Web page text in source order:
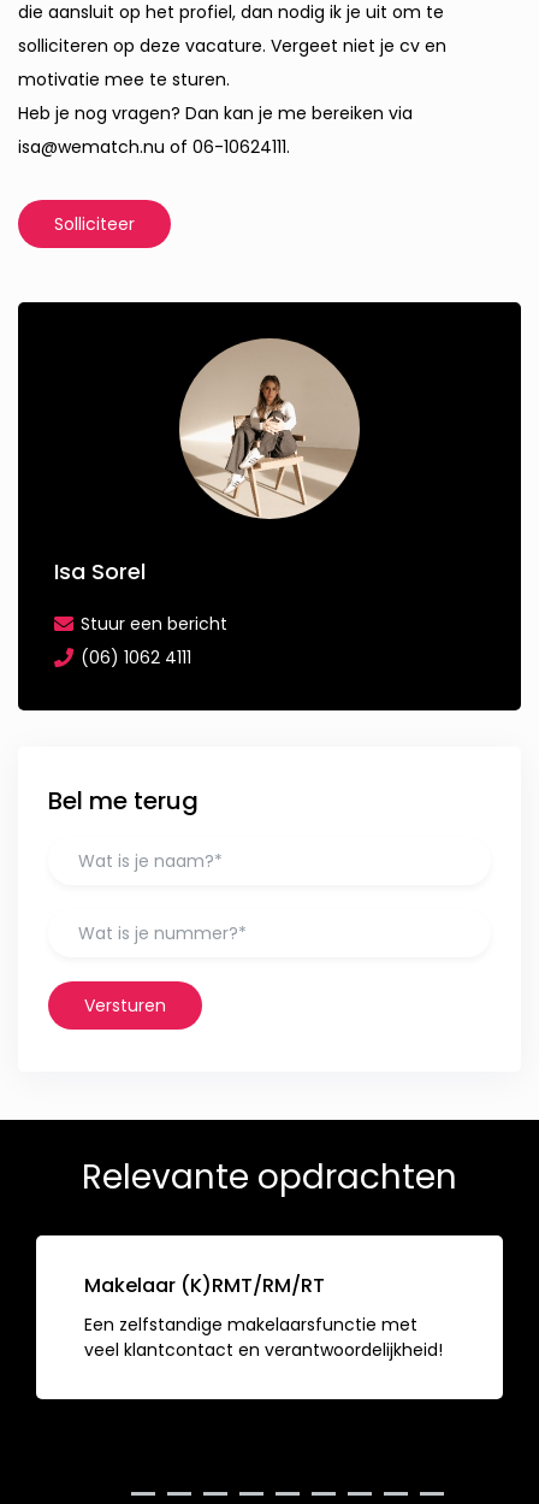
die aansluit op het profiel, dan nodig ik je uit om te
solliciteren op deze vacature. Vergeet niet je cv en
motivatie mee te sturen.
Heb je nog vragen? Dan kan je me bereiken via
isa@wematch.nu of 06-10624111.
Isa Sorel
Stuur een bericht
(06) 1062 4111
Bel me terug
Versturen
Relevante opdrachten
Makelaar (K)RMT/RM/RT
Een zelfstandige makelaarsfunctie met
veel klantcontact en verantwoordelijkheid!